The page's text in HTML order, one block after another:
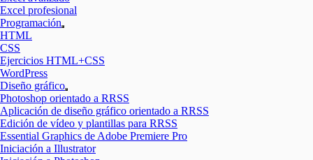
submenú
Excel profesional
Programación
Mostrar
HTML
CSS
Ejercicios HTML+CSS
WordPress
Diseño gráfico
Mostrar
el
submenú
Photoshop orientado a RRSS
Aplicación de diseño gráfico orientado a RRSS
Edición de vídeo y plantillas para RRSS
Essential Graphics de Adobe Premiere Pro
Iniciación a Illustrator